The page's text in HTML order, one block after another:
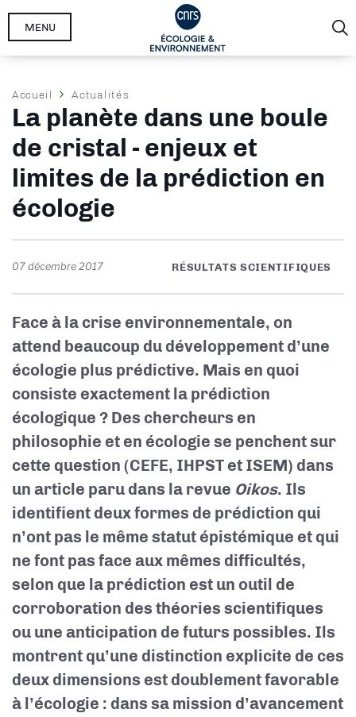
Aller
MENU
Fil
d'Ariane
Accueil Actualités
La planète dans une boule
de cristal - enjeux et
limites de la prédiction en
écologie
07 décembre 2017 RÉSULTATS SCIENTIFIQUES
Face à la crise environnementale, on
attend beaucoup du développement d’une
écologie plus prédictive. Mais en quoi
consiste exactement la prédiction
écologique ? Des chercheurs en
philosophie et en écologie se penchent sur
cette question (CEFE, IHPST et ISEM) dans
un article paru dans la revue Oikos. Ils
identifient deux formes de prédiction qui
n’ont pas le même statut épistémique et qui
ne font pas face aux mêmes difficultés,
selon que la prédiction est un outil de
corroboration des théories scientifiques
ou une anticipation de futurs possibles. Ils
montrent qu’une distinction explicite de ces
deux dimensions est doublement favorable
à l’écologie : dans sa mission d’avancement